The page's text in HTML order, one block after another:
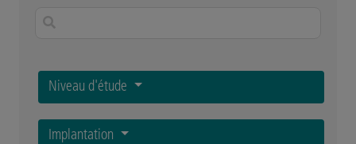
Niveau d'étude
Implantation